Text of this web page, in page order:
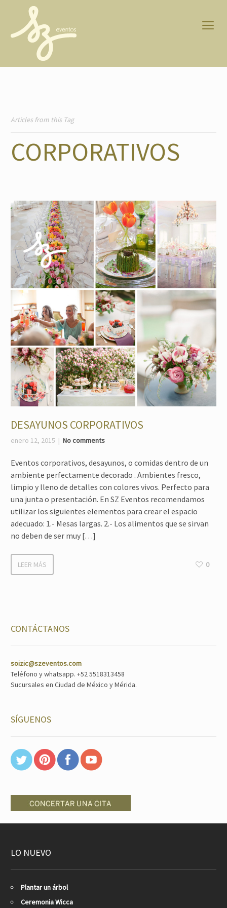
Articles from this Tag
CORPORATIVOS
DESAYUNOS CORPORATIVOS
enero 12, 2015 No comments
Eventos corporativos, desayunos, o comidas dentro de un
ambiente perfectamente decorado . Ambientes fresco,
limpio y lleno de detalles con colores vivos. Perfecto para
una junta o presentación. En SZ Eventos recomendamos
utilizar los siguientes elementos para crear el espacio
adecuado: 1.- Mesas largas. 2.- Los alimentos que se sirvan
no deben de ser muy […]
LEER MÁS 0
CONTÁCTANOS
soizic@szeventos.com
Teléfono y whatsapp. +52 5518313458
Sucursales en Ciudad de México y Mérida.
SÍGUENOS
LO NUEVO
Plantar un árbol
Ceremonia Wicca